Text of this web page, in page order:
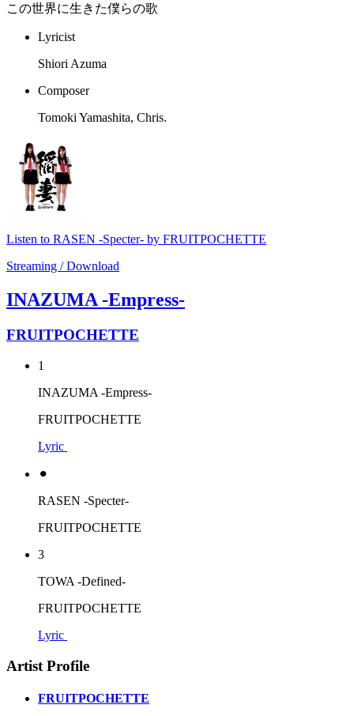
この世界に生きた僕らの歌
Lyricist
Shiori Azuma
Composer
Tomoki Yamashita, Chris.
Listen to RASEN -Specter- by FRUITPOCHETTE
Streaming / Download
INAZUMA -Empress-
FRUITPOCHETTE
1
INAZUMA -Empress-
FRUITPOCHETTE
Lyric
⚫︎
RASEN -Specter-
FRUITPOCHETTE
3
TOWA -Defined-
FRUITPOCHETTE
Lyric
Artist Profile
FRUITPOCHETTE